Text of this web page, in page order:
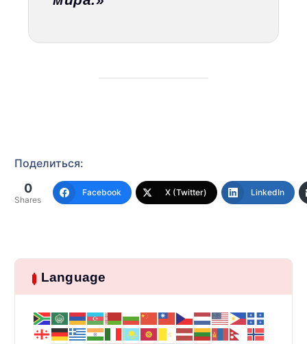
Поделиться:
0
Shares
Facebook X (Twitter) LinkedIn
Language